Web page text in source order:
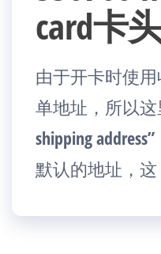
card卡
由于开卡时使
单地址，所以这
shipping
默认的地址，